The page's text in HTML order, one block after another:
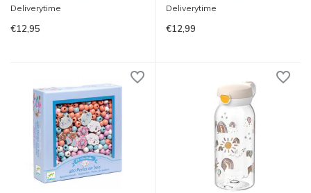
Deliverytime
€12,95
Deliverytime
€12,99